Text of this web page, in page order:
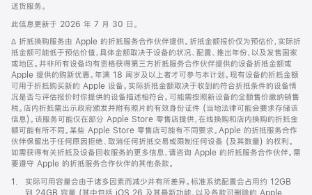
送货服务。
此信息更新于 2026 年 7 月 30 日。
脚
注
∆ 折抵换购服务由 Apple 的折抵服务合作伙伴提供。折抵金额报价仅为预估价，实际折
抵金额可能低于预估价值，具体金额取决于设备的状况、配置、推出年份，以及发售国家
或地区。并非所有设备均有资格获得第三方折抵服务合作伙伴提供的设备折抵金额或
Apple 提供的购新优惠。年满 18 周岁及以上者才可参与本计划。现有设备的折抵金额
可用于折抵购买新的 Apple 设备。实际折抵金额取决于收到的符合折抵条件的设备情
况是否与评估报价时你提供的设备描述相符合。可能需按照新设备的全额售价缴纳销售
税。店内折抵需出示政府颁发并附有照片的有效身份证件 (当地法律可能会要求存储该
信息)。该服务可能仅在部分 Apple Store 零售店提供，在线换购和店内换购的折抵金
额可能有所不同。某些 Apple Store 零售店可能有不同要求。Apple 的折抵服务合作
伙伴保留出于任何原因拒绝、取消任何折抵交易或限制任何设备 (及其数量) 的权利。
如需获得有关折抵及设备回收服务的更多信息，请咨询 Apple 的折抵服务合作伙伴。需
要遵守 Apple 的折抵服务合作伙伴的其他条款。
脚
1.
实际可用容量会由于诸多因素而减少并有所差异。标准系统配置会占用约 12GB
到 24GB 容量 (其中包括 iOS 26 及其最新功能，以及各款可删除的 Apple